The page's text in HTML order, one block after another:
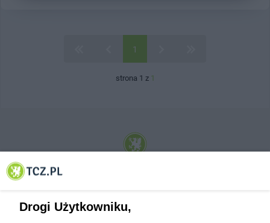
1
strona 1 z 1
© 2001-2026 Tczew - TCZ.PL Sp. z o.o. Internetowy Serwis Informacyjny Miasta
Drogi Użytkowniku,